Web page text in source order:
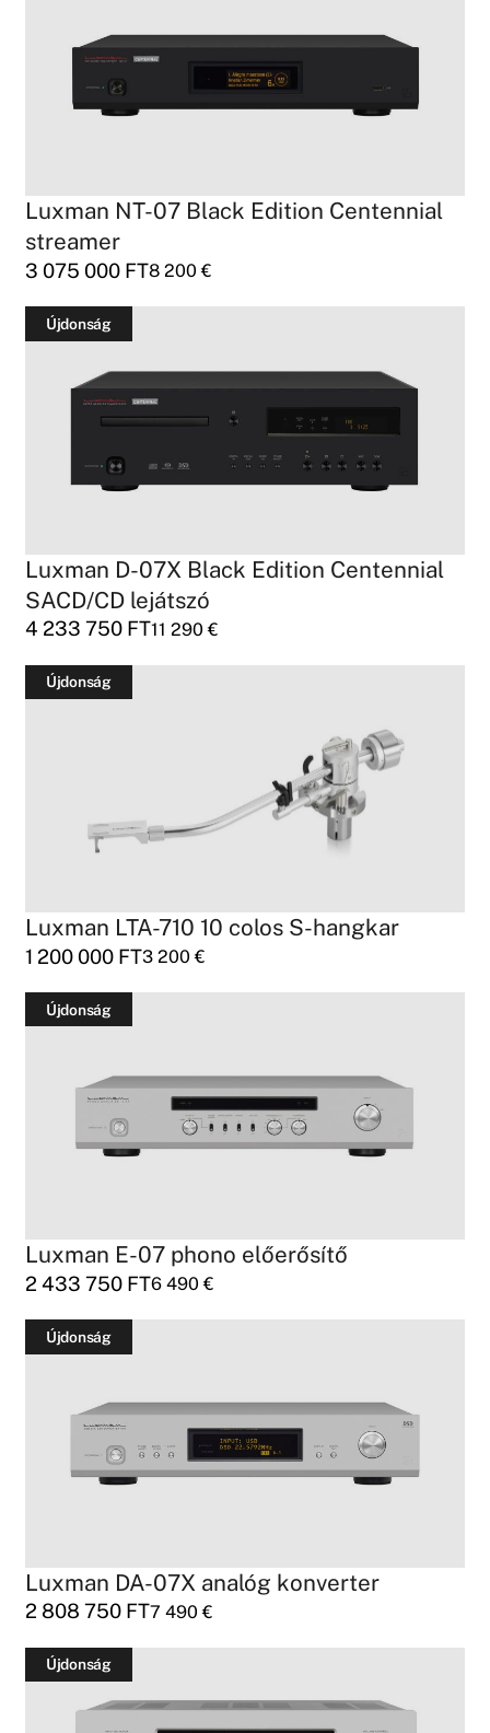
Luxman NT-07 Black Edition Centennial
streamer
3 075 000 FT8 200€
Újdonság
Luxman D-07X Black Edition Centennial
SACD/CD lejátszó
4 233 750 FT11 290€
Újdonság
Luxman LTA-710 10 colos S-hangkar
1 200 000 FT3 200€
Újdonság
Luxman E-07 phono előerősítő
2 433 750 FT6 490€
Újdonság
Luxman DA-07X analóg konverter
2 808 750 FT7 490€
Újdonság